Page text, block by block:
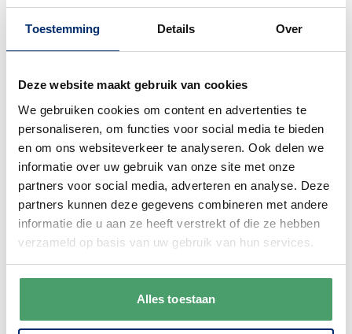
Toestemming Details Over
Deze website maakt gebruik van cookies
We gebruiken cookies om content en advertenties te
personaliseren, om functies voor social media te bieden
en om ons websiteverkeer te analyseren. Ook delen we
informatie over uw gebruik van onze site met onze
partners voor social media, adverteren en analyse. Deze
partners kunnen deze gegevens combineren met andere
informatie die u aan ze heeft verstrekt of die ze hebben
verzameld op basis van uw gebruik van hun services.
Alles toestaan
Passion, Petite Fleur, Pizza Passion, Rose Garden,
Royal, Soup Passion, Twist White, Urban Nature,
Brindille, White Pearl, Wonderful World – White.
Villeroy & Boch besteksets
Bekende Villeroy & Boch besteksets zijn natuurlijk
Villeroy en Boch Piemont, maar ook Arthur, Daily Line,
Ella, Farmhouse Touch, Kreuzband Septfontaines, La
Classica Nuova, Mademoiselle, MetroChic d'Or, New
Wave, NewMoon, Oscar, Sereno XXL en Victor.
Villeroy & Boch glazen
Populaire Villeroy & Boch glazen zijn o.a. Afina,